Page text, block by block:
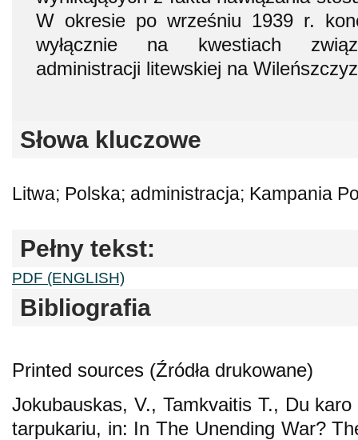
W okresie po wrześniu 1939 r.
wyłącznie na kwestiach
administracji litewskiej na
Słowa kluczowe
Litwa; Polska; administracja; Kampania
Pełny tekst:
PDF (ENGLISH)
Bibliografia
Printed sources (Źródła drukowane)
Jokubauskas, V., Tamkvaitis T., Du
tarpukariu, in: In The Unending War?